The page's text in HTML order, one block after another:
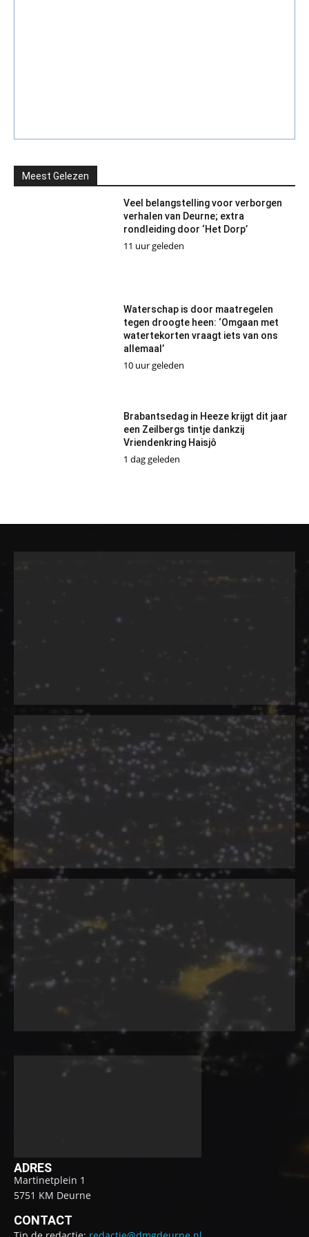
Meest Gelezen
Veel belangstelling voor verborgen
verhalen van Deurne; extra
rondleiding door ‘Het Dorp’
11 uur geleden
Waterschap is door maatregelen
tegen droogte heen: ‘Omgaan met
watertekorten vraagt iets van ons
allemaal’
10 uur geleden
Brabantsedag in Heeze krijgt dit jaar
een Zeilbergs tintje dankzij
Vriendenkring Haisjô
1 dag geleden
ADRES
Martinetplein 1
5751 KM Deurne
CONTACT